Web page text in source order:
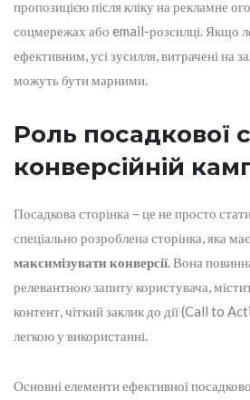
пропозицією після кліку на рекламне
соцмережах або email-розсилці. Якщо
ефективним, усі зусилля, витрачені на
можуть бути марними.
Роль посадкової
конверсійній
Посадкова сторінка – це не просто
спеціально розроблена сторінка, яка
максимізувати конверсії. Вона
релевантною запиту користувача,
контент, чіткий заклик до дії (Call to
легкою у використанні.
Основні елементи ефективної